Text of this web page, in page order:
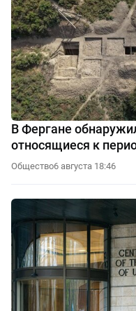
В Фергане
относящиеся к
Общество6 августа 18:46